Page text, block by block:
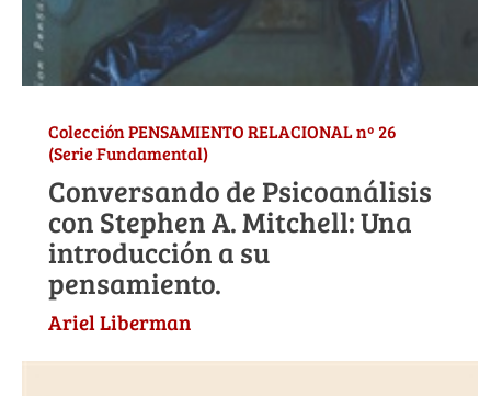
Colección PENSAMIENTO RELACIONAL nº 26
(Serie Fundamental)
Conversando de Psicoanálisis
con Stephen A. Mitchell: Una
introducción a su
pensamiento.
Ariel Liberman